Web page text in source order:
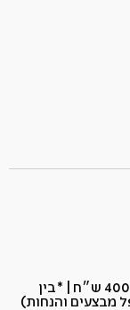
*משתתף במשלוח חינם (*ברכישה מעל 400 ש״ח​ | *בין
מבצעים והנחות)